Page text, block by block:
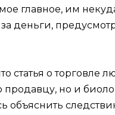
главное, им
деньги,
статья о торговле
продавцу, но и
объяснить